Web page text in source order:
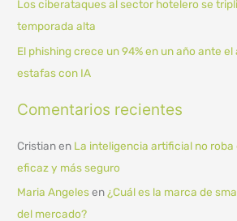
Los ciberataques al sector hotelero se
temporada alta
El phishing crece un 94% en un año ante
estafas con IA
Comentarios recientes
Cristianen La inteligencia artificial no roba
eficaz y más seguro
Maria Angelesen ¿Cuál es la marca de
del mercado?